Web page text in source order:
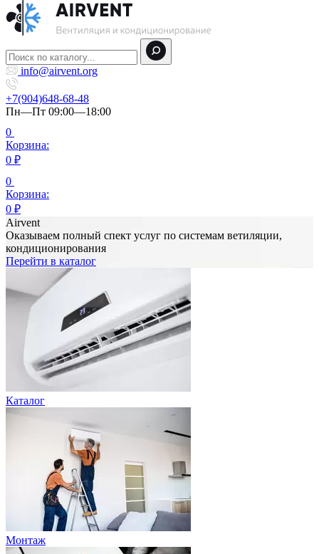
info@airvent.org
+7(904)648-68-48
Пн—Пт 09:00—18:00
0
Корзина:
0 ₽
0
Корзина:
0 ₽
Airvent
Оказываем полный спект услуг по системам ветиляции,
кондиционирования
Перейти в каталог
Каталог
Монтаж